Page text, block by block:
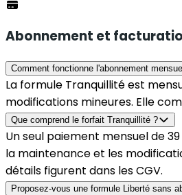
Abonnement et
Comment fonctionne l'abonnement
La formule Tranquillité est
modifications mineures. Elle
Que comprend le forfait Tranquillité ?
Un seul paiement mensuel de
la maintenance et les
détails figurent dans les CGV.
Proposez-vous une formule Liberté sans